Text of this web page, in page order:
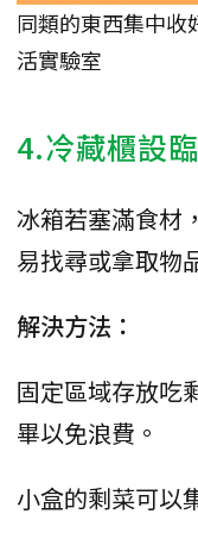
同類的東西集中收
活實驗室
4.冷藏櫃設
冰箱若塞滿食材
易找尋或拿取物
解決方法：
固定區域存放吃
畢以免浪費。
小盒的剩菜可以